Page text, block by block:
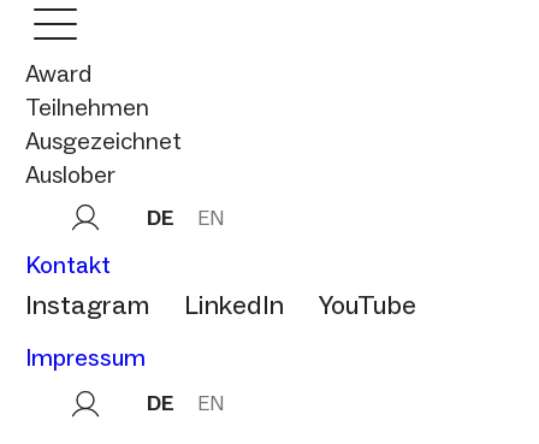
Award
Teilnehmen
Ausgezeichnet
Auslober
DE EN
Kontakt
Instagram LinkedIn YouTube
Impressum
DE EN